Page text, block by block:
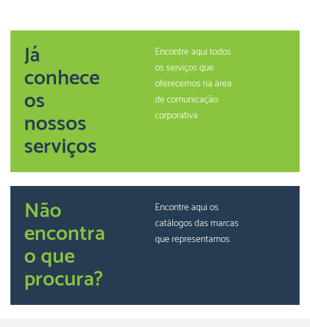
Já
conhece
os
nossos
serviços
Encontre aqui todos
os serviços que
oferecemos na àrea
de comunicação
corporativa
Não
encontra
o que
procura?
Encontre aqui os
catálogos das marcas
que representamos